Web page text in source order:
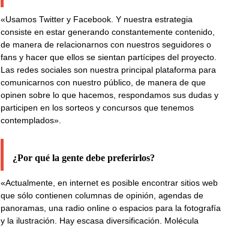
«Usamos Twitter y Facebook. Y nuestra estrategia
consiste en estar generando constantemente contenido,
de manera de relacionarnos con nuestros seguidores o
fans y hacer que ellos se sientan partícipes del proyecto.
Las redes sociales son nuestra principal plataforma para
comunicarnos con nuestro público, de manera de que
opinen sobre lo que hacemos, respondamos sus dudas y
participen en los sorteos y concursos que tenemos
contemplados».
¿Por qué la gente debe preferirlos?
«Actualmente, en internet es posible encontrar sitios web
que sólo contienen columnas de opinión, agendas de
panoramas, una radio online o espacios para la fotografía
y la ilustración. Hay escasa diversificación. Molécula